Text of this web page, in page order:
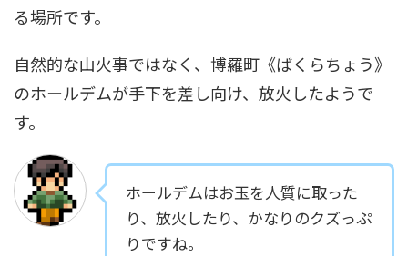
る場所です。
自然的な山火事ではなく、博羅町《ばくらちょう》
のホールデムが手下を差し向け、放火したようで
す。
ホールデムはお玉を人質に取った
り、放火したり、かなりのクズっぷ
りですね。